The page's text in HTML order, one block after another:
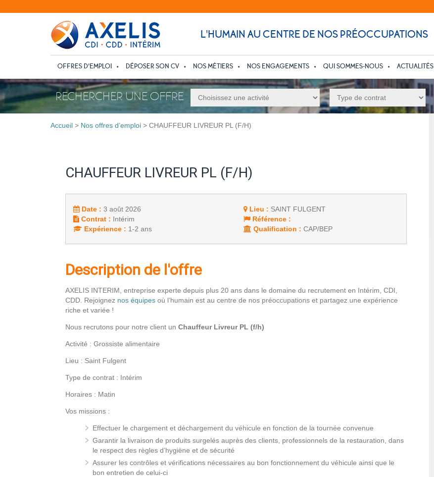
L'HUMAIN AU CENTRE DE NOS PRÉOCCUPATIONS
OFFRES D’EMPLOI DÉPOSER SON CV NOS MÉTIERS NOS ENGAGEMENTS QUI SOMMES-NOUS ACTUALITÉS
RECHERCHER UNE OFFRE
Accueil > Nos offres d’emploi > CHAUFFEUR LIVREUR PL (F/H)
CHAUFFEUR LIVREUR PL (F/H)
Date : 3 août 2026
Contrat : Intérim
Expérience : 1-2 ans
Lieu : SAINT FULGENT
Référence :
Qualification : CAP/BEP
Description de l'offre
AXELIS INTERIM, entreprise experte depuis plus 20 ans dans le domaine du recrutement en Intérim, CDI,
CDD. Rejoignez nos équipes où l’humain est au centre de nos préoccupations et partagez une expérience
riche et variée !
Nous recrutons pour notre client un Chauffeur Livreur PL (f/h)
Activité : Grossiste alimentaire
Lieu : Saint Fulgent
Type de contrat : Intérim
Horaires : Matin
Vos missions :
Effectuer le chargement et déchargement du véhicule en fonction de la tournée convenue
Garantir la livraison de produits surgelés auprès des clients, professionnels de la restauration, dans
le respect des règles d’hygiène et de sécurité
Assurer les contrôles et vérifications nécessaires au bon fonctionnement du véhicule ainsi que le
bon entretien de celui-ci